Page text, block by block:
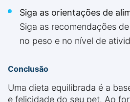
Siga as orientações de
Siga as recomendações
no peso e no nível de
Conclusão
Uma dieta equilibrada é a
e felicidade do seu pet. Ao